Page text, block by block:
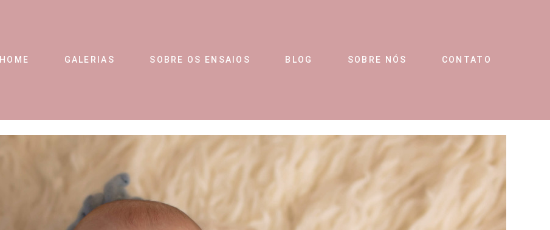
HOME GALERIAS SOBRE OS ENSAIOS BLOG SOBRE NÓS CONTATO